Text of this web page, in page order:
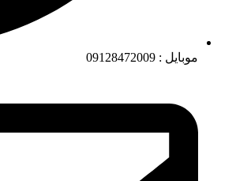
موبایل : 09128472009